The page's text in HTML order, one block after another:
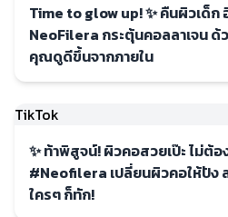
Time to glow up! ✨ คืนผิวเด็ก
NeoFilera กระตุ้นคอลลาเจน ด้
คุณดูดีขึ้นจากภายใน
TikTok
✨ ท้าพิสูจน์! ผิวคอสวยเป๊ะ ไม่ต้
#Neofilera เปลี่ยนผิวคอให้ปัง
ใครๆ ก็ทัก!